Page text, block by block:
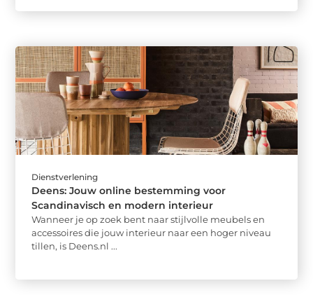
Dienstverlening
Deens: Jouw online bestemming voor
Scandinavisch en modern interieur
Wanneer je op zoek bent naar stijlvolle meubels en
accessoires die jouw interieur naar een hoger niveau
tillen, is Deens.nl ...